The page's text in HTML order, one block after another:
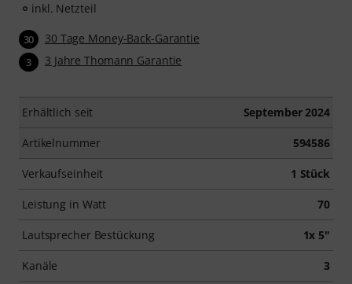
inkl. Netzteil
30 30 Tage Money-Back-Garantie
3 3 Jahre Thomann Garantie
Erhältlich seit September 2024
Artikelnummer 594586
Verkaufseinheit 1 Stück
Leistung in Watt 70
Lautsprecher Bestückung 1x 5"
Kanäle 3